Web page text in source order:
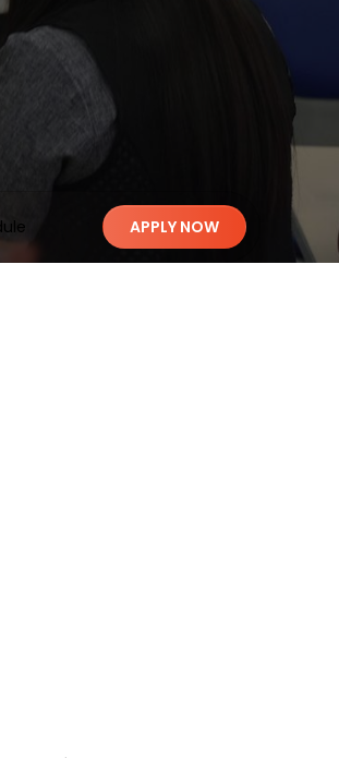
APPLY NOW